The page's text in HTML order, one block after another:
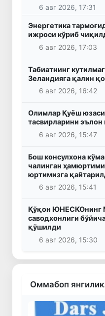
6 авг 2026, 17:31
Энергетика
ижроси кўриб
6 авг 2026, 17:03
Табиатнинг
Зеландияга қалин
6 авг 2026, 16:42
Олимлар Қуёш
тасвирларини
6 авг 2026, 15:47
Бош консулхона
чалинган
юртимизга
6 авг 2026, 15:41
Қўқон ЮНЕСКОнинг
саводхонлиги
қўшилди
6 авг 2026, 15:30
Оммабоп